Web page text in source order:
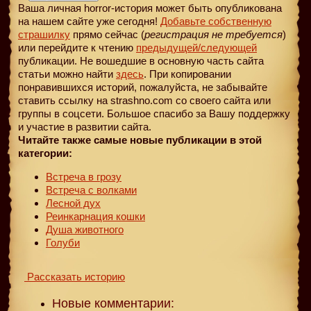
Ваша личная horror-история может быть опубликована
на нашем сайте уже сегодня! Добавьте собственную
страшилку прямо сейчас (регистрация не требуется)
или перейдите к чтению предыдущей/следующей
публикации. Не вошедшие в основную часть сайта
статьи можно найти здесь. При копировании
понравившихся историй, пожалуйста, не забывайте
ставить ссылку на strashno.com со своего сайта или
группы в соцсети. Большое спасибо за Вашу поддержку
и участие в развитии сайта.
Читайте также самые новые публикации в этой
категории:
Встреча в грозу
Встреча с волками
Лесной дух
Реинкарнация кошки
Душа животного
Голуби
Рассказать историю
Новые комментарии: